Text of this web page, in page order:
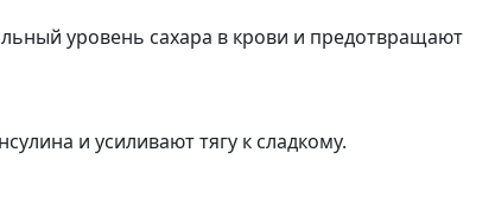
уровень сахара в крови и предотвращают
и усиливают тягу к сладкому.